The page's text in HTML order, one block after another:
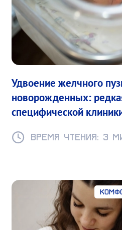
Удвоение желчного
новорожденных:
специфической
Время чтения: 3